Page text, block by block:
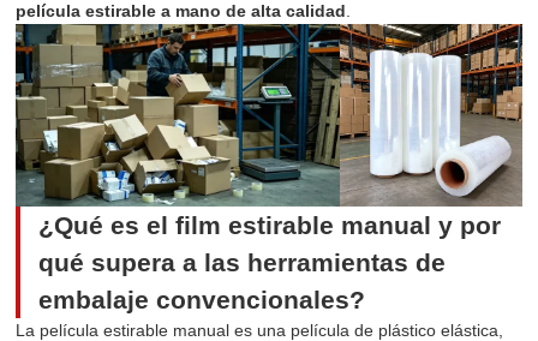
película estirable a mano de alta calidad
¿Qué es el film estirable manual y por
qué supera a las herramientas de
embalaje convencionales?
La película estirable manual es una película de plástico elástica,